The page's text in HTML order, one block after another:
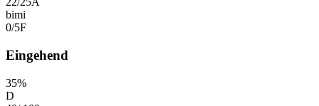
bimi
0/5F
Eingehend
35%
D